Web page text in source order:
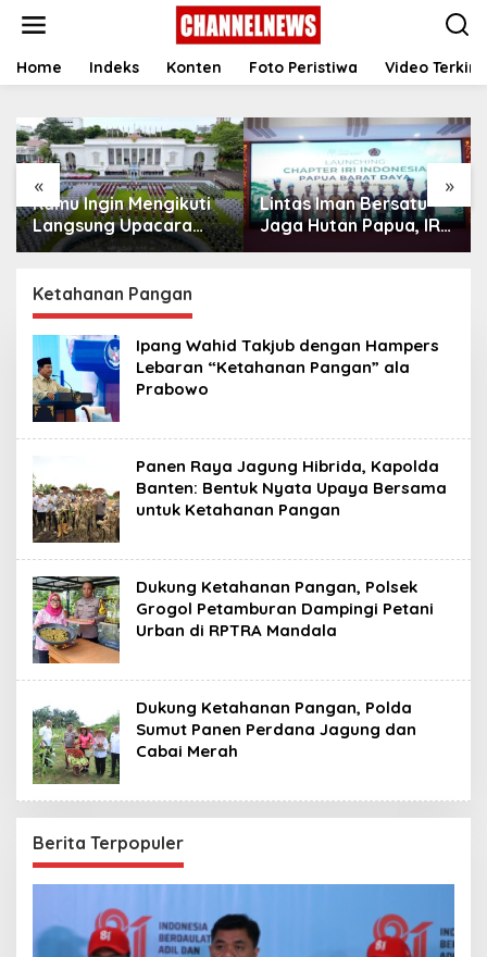
t
Home Indeks Konten Foto Peristiwa Video Terkini
« »
Kamu Ingin Mengikuti
Langsung Upacara
HUT Ke-81
Istana? Ini Link
Pendaftaran Resminya
di Sini
Lintas Iman Bersatu
Jaga Hutan Papua, IRI
Indonesia Resmikan
Ketahanan Pangan
Ipang Wahid Takjub dengan Hampers
Lebaran “Ketahanan Pangan” ala
Prabowo
Panen Raya Jagung Hibrida, Kapolda
Banten: Bentuk Nyata Upaya Bersama
untuk Ketahanan Pangan
Dukung Ketahanan Pangan, Polsek
Grogol Petamburan Dampingi Petani
Urban di RPTRA Mandala
Dukung Ketahanan Pangan, Polda
Sumut Panen Perdana Jagung dan
Cabai Merah
Berita Terpopuler